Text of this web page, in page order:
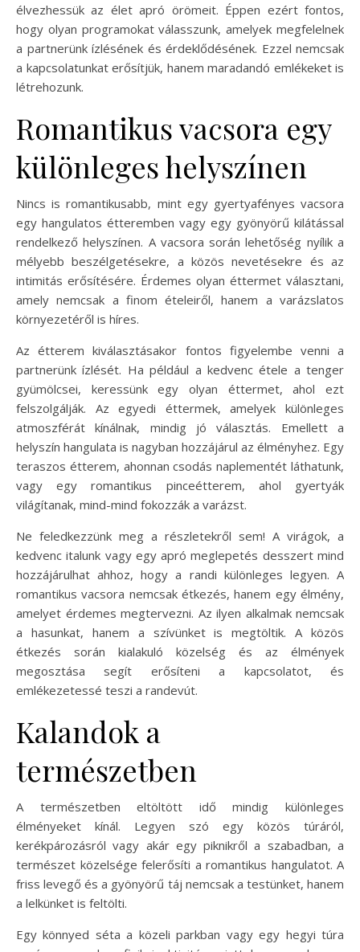
élvezhessük az élet apró örömeit. Éppen ezért fontos,
hogy olyan programokat válasszunk, amelyek megfelelnek
a partnerünk ízlésének és érdeklődésének. Ezzel nemcsak
a kapcsolatunkat erősítjük, hanem maradandó emlékeket is
létrehozunk.
Romantikus vacsora egy
különleges helyszínen
Nincs is romantikusabb, mint egy gyertyafényes vacsora
egy hangulatos étteremben vagy egy gyönyörű kilátással
rendelkező helyszínen. A vacsora során lehetőség nyílik a
mélyebb beszélgetésekre, a közös nevetésekre és az
intimitás erősítésére. Érdemes olyan éttermet választani,
amely nemcsak a finom ételeiről, hanem a varázslatos
környezetéről is híres.
Az étterem kiválasztásakor fontos figyelembe venni a
partnerünk ízlését. Ha például a kedvenc étele a tenger
gyümölcsei, keressünk egy olyan éttermet, ahol ezt
felszolgálják. Az egyedi éttermek, amelyek különleges
atmoszférát kínálnak, mindig jó választás. Emellett a
helyszín hangulata is nagyban hozzájárul az élményhez. Egy
teraszos étterem, ahonnan csodás naplementét láthatunk,
vagy egy romantikus pinceétterem, ahol gyertyák
világítanak, mind-mind fokozzák a varázst.
Ne feledkezzünk meg a részletekről sem! A virágok, a
kedvenc italunk vagy egy apró meglepetés desszert mind
hozzájárulhat ahhoz, hogy a randi különleges legyen. A
romantikus vacsora nemcsak étkezés, hanem egy élmény,
amelyet érdemes megtervezni. Az ilyen alkalmak nemcsak
a hasunkat, hanem a szívünket is megtöltik. A közös
étkezés során kialakuló közelség és az élmények
megosztása segít erősíteni a kapcsolatot, és
emlékezetessé teszi a randevút.
Kalandok a
természetben
A természetben eltöltött idő mindig különleges
élményeket kínál. Legyen szó egy közös túráról,
kerékpározásról vagy akár egy piknikről a szabadban, a
természet közelsége felerősíti a romantikus hangulatot. A
friss levegő és a gyönyörű táj nemcsak a testünket, hanem
a lelkünket is feltölti.
Egy könnyed séta a közeli parkban vagy egy hegyi túra